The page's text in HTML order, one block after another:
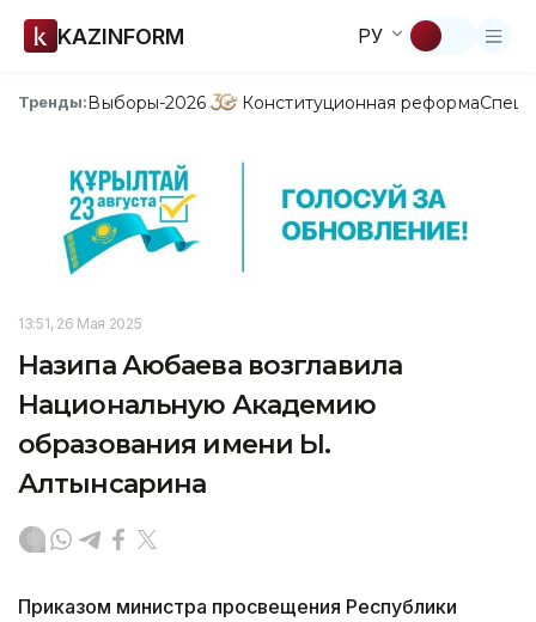
KAZINFORM РУ
Тренды:Выборы-2026 Конституционная реформа
13:51, 26 Мая 2025
Назипа Аюбаева возглавила
Национальную Академию
образования имени Ы.
Алтынсарина
Приказом министра просвещения Республики